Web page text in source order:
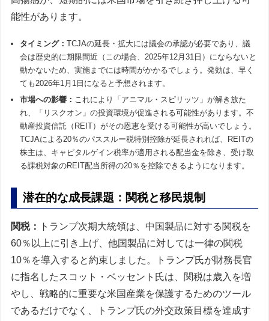
能性があります。
タイミング：TCJAの延長・拡大には議会の承認が必要であり、議
会は歴史的に期限間近（この場合、2025年12月31日）にならないと
動かないため、実施までには時間がかかるでしょう。発効は、早く
ても2026年1月1日になると予想されます。
市場への影響： これにより「アニマル・スピリッツ」が解き放た
れ、「リスクオン」の投資環境が促進される可能性があります。不
動産投資信託（REIT）がその恩恵を受ける可能性が高いでしょう。
TCJAによる20％のパススルー税特別控除が延長されれば、REITの
株主は、キャピタルゲイン税率が適用される配当金を除き、受け取
る課税対象のREIT配当所得の20％を控除できるようになります。
潜在的な成長課題：関税と移民規制
関税：
トランプ次期大統領は、中国製品に対する関税を
60％以上に引き上げ、他国製品に対しては一律の関税
10％を導入すると約束しました。トランプ氏が財務長官
に指名したスコット・ベッセント氏は、関税は歳入を増
やし、戦略的に重要な米国産業を保護するためのツール
であるだけでなく、トランプ氏の外交政策目標を達成す